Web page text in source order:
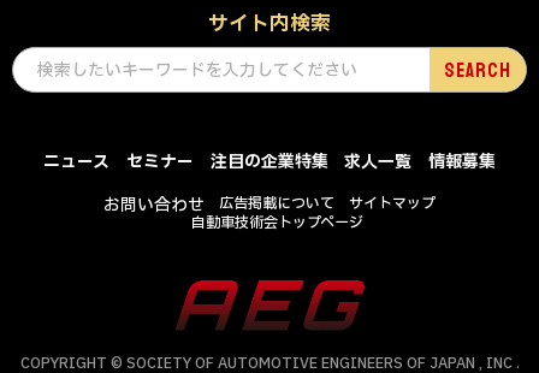
サイト内検索
ニュース セミナー 注目の企業特集 求人一覧
情報募集
お問い合わせ
広告掲載について
サイトマップ
自動車技術会トップページ
COPYRIGHT © SOCIETY OF AUTOMOTIVE ENGINEERS OF JAPAN , INC .